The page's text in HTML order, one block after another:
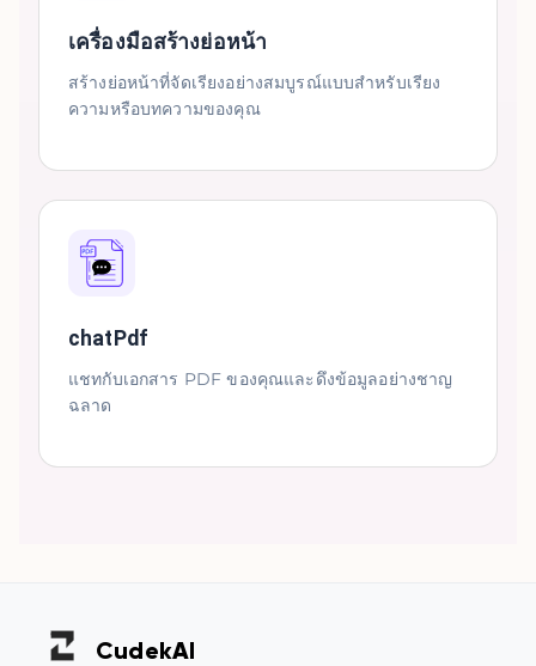
เครื่องมือสร้างย่อหน้า
สร้างย่อหน้าที่จัดเรียงอย่างสมบูรณ์แบบสำหรับเรียง
ความหรือบทความของคุณ
chatPdf
แชทกับเอกสาร PDF ของคุณและดึงข้อมูลอย่างชาญ
ฉลาด
CudekAI